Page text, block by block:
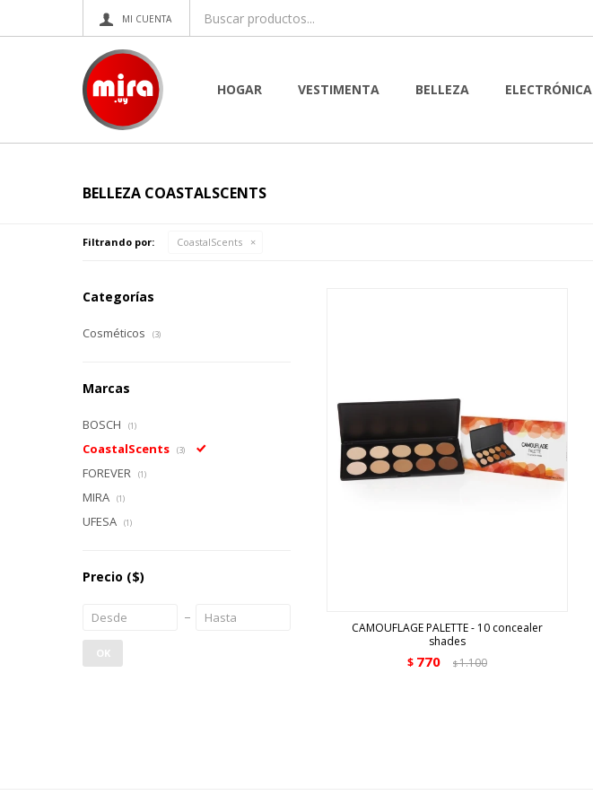
HOGAR VESTIMENTA BELLEZA ELECTRÓNICA
BELLEZA COASTALSCENTS
Filtrando por: CoastalScents
CAMOUFLAGE PALETTE - 10 concealer
shades
$ 770 $1.100
Categorías
Cosméticos (3)
Marcas
BOSCH (1)
CoastalScents (3)
FOREVER (1)
MIRA (1)
UFESA (1)
Precio ($)
OK